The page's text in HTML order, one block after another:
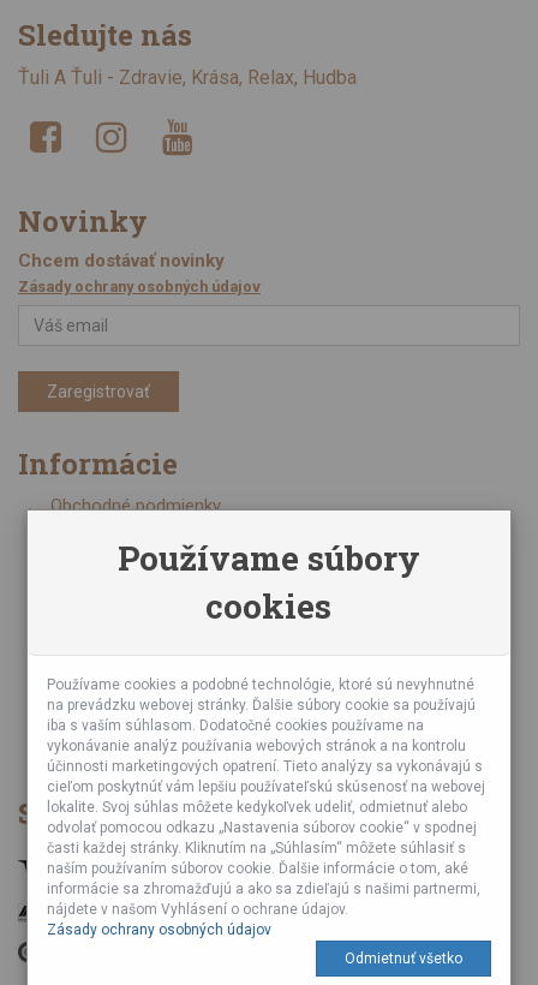
Sledujte nás
Ťuli A Ťuli - Zdravie, Krása, Relax, Hudba
Novinky
Chcem dostávať novinky
Zásady ochrany osobných údajov
Zaregistrovať
Informácie
Obchodné podmienky
Online kurzy bubnovania
Poznáte nás z TV a Rádia
Partnerské predajne
Testy výrobkov
Ekológia
Veľkoobchod
Spôsob platby
Používame súbory
cookies
Používame cookies a podobné technológie, ktoré sú nevyhnutné
na prevádzku webovej stránky. Ďalšie súbory cookie sa používajú
iba s vaším súhlasom. Dodatočné cookies používame na
vykonávanie analýz používania webových stránok a na kontrolu
účinnosti marketingových opatrení. Tieto analýzy sa vykonávajú s
cieľom poskytnúť vám lepšiu používateľskú skúsenosť na webovej
lokalite. Svoj súhlas môžete kedykoľvek udeliť, odmietnuť alebo
odvolať pomocou odkazu „Nastavenia súborov cookie“ v spodnej
časti každej stránky. Kliknutím na „Súhlasím“ môžete súhlasiť s
naším používaním súborov cookie. Ďalšie informácie o tom, aké
informácie sa zhromažďujú a ako sa zdieľajú s našimi partnermi,
nájdete v našom Vyhlásení o ochrane údajov.
Zásady ochrany osobných údajov
Odmietnuť všetko